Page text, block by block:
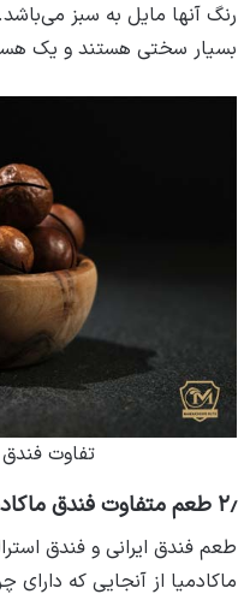
رنگ آنها مایل به سبز
بسیار سختی هستند و یک
تفاوت فندق
۲٫ طعم متفاوت فندق ماکادمیا و فندق ایرانی
طعم فندق ایرانی و فندق
ماکادمیا از آنجایی که